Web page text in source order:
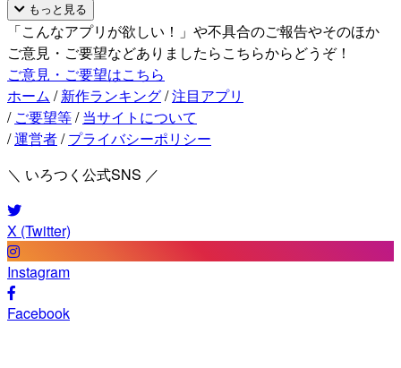
もっと見る
「こんなアプリが欲しい！」や不具合のご報告やそのほか
ご意見・ご要望などありましたらこちらからどうぞ！
ご意見・ご要望はこちら
ホーム / 新作ランキング/注目アプリ
/ ご要望等/ 当サイトについて
/運営者/ プライバシーポリシー
＼ いろつく公式SNS ／
X (Twitter)
Instagram
Facebook